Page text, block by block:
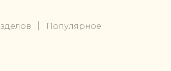
Популярное